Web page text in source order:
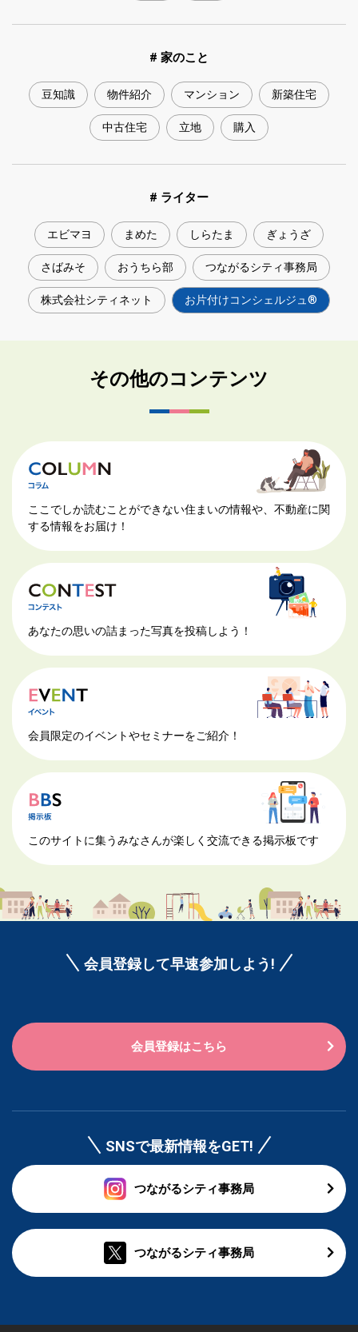
# 家のこと
豆知識 物件紹介 マンション 新築住宅
中古住宅 立地 購入
# ライター
エビマヨ まめた しらたま ぎょうざ
さばみそ おうちら部 つながるシティ事務局
株式会社シティネット お片付けコンシェルジュ®
その他のコンテンツ
ここでしか読むことができない住まいの情報や、不動産に関
する情報をお届け！
あなたの思いの詰まった写真を投稿しよう！
会員限定のイベントやセミナーをご紹介！
このサイトに集うみなさんが楽しく交流できる掲示板です
会員登録して早速参加しよう!
会員登録はこちら
SNSで最新情報をGET!
つながるシティ事務局
つながるシティ事務局